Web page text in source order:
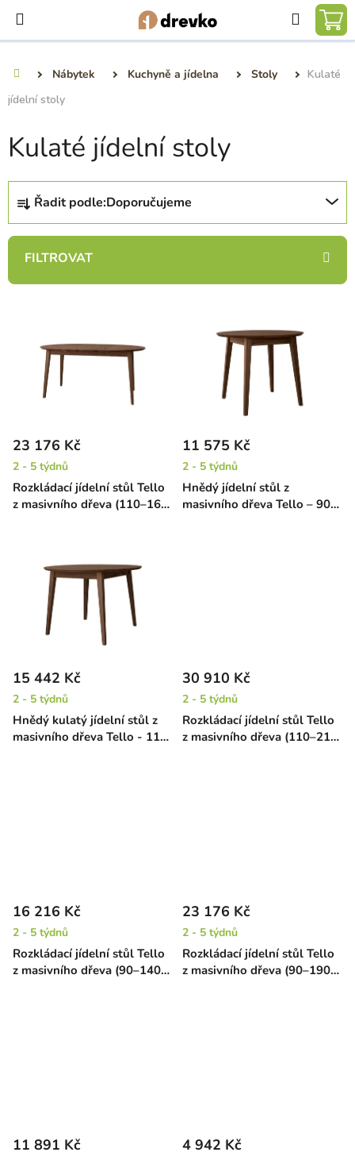
obsah
Hledat
Nábytek Kuchyně a jídelna Stoly
Kulaté
jídelní stoly
Kulaté jídelní stoly
Ř
z
n
t
ů
Řadit podle:Doporučujeme
r
o
d
u
Rozkládací jídelní stůl Tello
z masivního dřeva (110–160
23 176 Kč
2 - 5 týdnů
Hnědý jídelní stůl z
masivního dřeva Tello – 90
11 575 Kč
2 - 5 týdnů
Hnědý kulatý jídelní stůl z
masivního dřeva Tello - 110
15 442 Kč
2 - 5 týdnů
Rozkládací jídelní stůl Tello
z masivního dřeva (110–210
30 910 Kč
2 - 5 týdnů
Rozkládací jídelní stůl Tello
z masivního dřeva (90–140
16 216 Kč
2 - 5 týdnů
Rozkládací jídelní stůl Tello
z masivního dřeva (90–190
23 176 Kč
2 - 5 týdnů
11 891 Kč 4 942 Kč